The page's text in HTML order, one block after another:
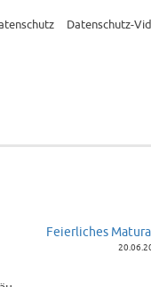
Datenschutz-
Feierliches